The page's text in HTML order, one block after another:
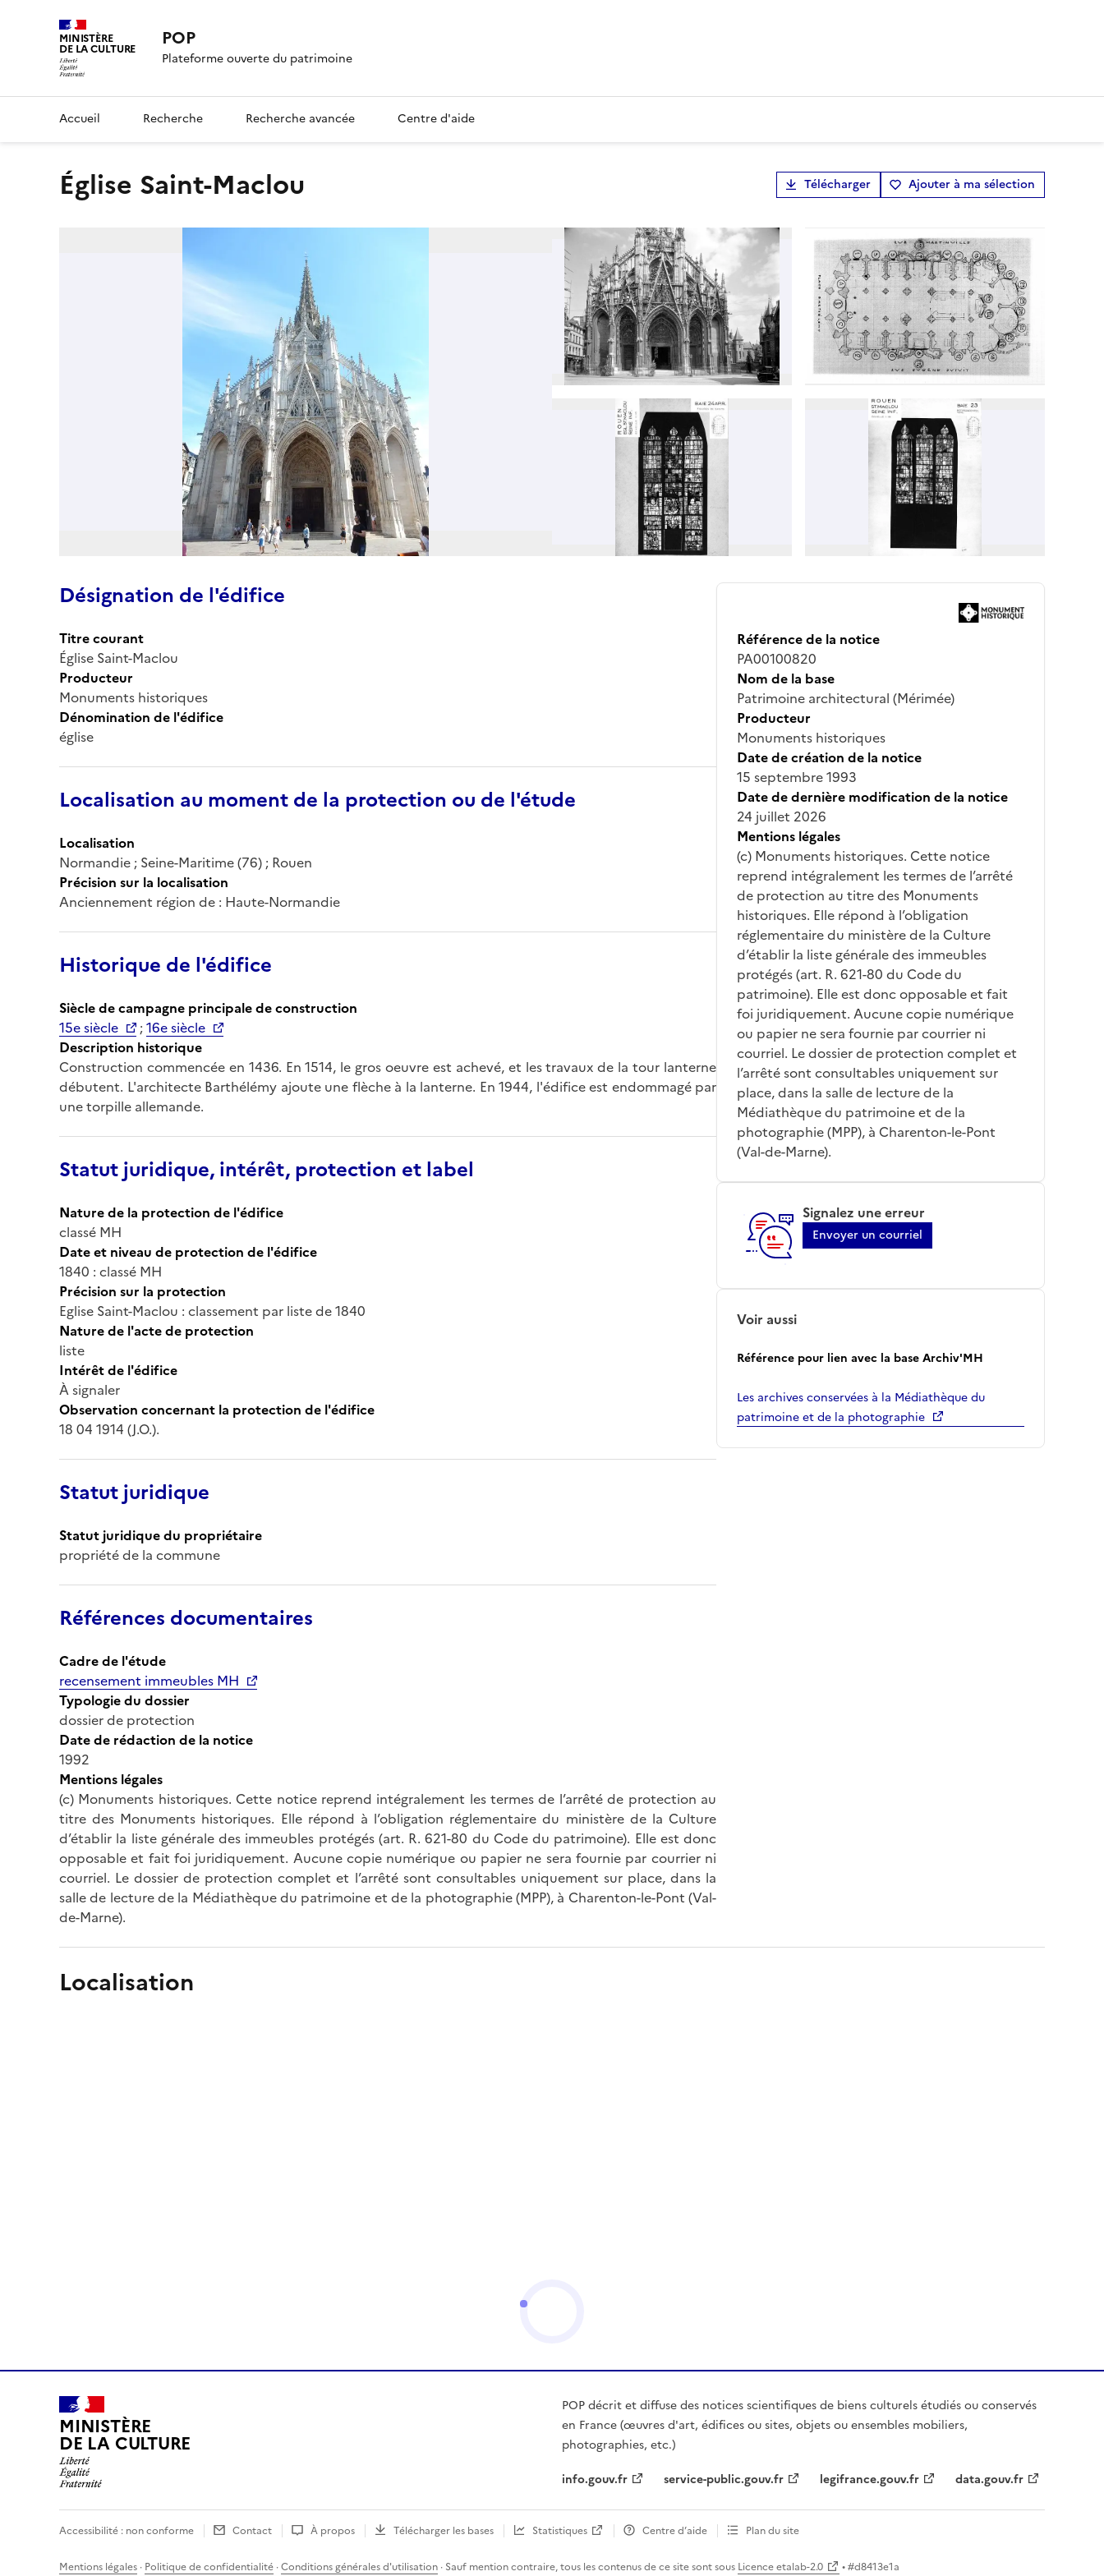
MINISTÈRE
DE LA CULTURE POP
Plateforme ouverte du patrimoine
Accueil Recherche Recherche avancée Centre d'aide
Église Saint-Maclou Télécharger Ajouter à ma sélection
Désignation de l'édifice
Titre courant
Église Saint-Maclou
Producteur
Monuments historiques
Dénomination de l'édifice
église
Localisation au moment de la protection ou de l'étude
Localisation
Normandie ; Seine-Maritime (76) ; Rouen
Précision sur la localisation
Anciennement région de : Haute-Normandie
Historique de l'édifice
Siècle de campagne principale de construction
15e siècle
;16e siècle
Description historique
Construction commencée en 1436. En 1514, le gros oeuvre est achevé, et les travaux de la tour lanterne
débutent. L'architecte Barthélémy ajoute une flèche à la lanterne. En 1944, l'édifice est endommagé par
une torpille allemande.
Statut juridique, intérêt, protection et label
Nature de la protection de l'édifice
classé MH
Date et niveau de protection de l'édifice
1840 : classé MH
Précision sur la protection
Eglise Saint-Maclou : classement par liste de 1840
Nature de l'acte de protection
liste
Intérêt de l'édifice
À signaler
Observation concernant la protection de l'édifice
18 04 1914 (J.O.).
Statut juridique
Statut juridique du propriétaire
propriété de la commune
Références documentaires
Cadre de l'étude
recensement immeubles MH
Typologie du dossier
dossier de protection
Date de rédaction de la notice
1992
Mentions légales
(c) Monuments historiques. Cette notice reprend intégralement les termes de l’arrêté de protection au
titre des Monuments historiques. Elle répond à l’obligation réglementaire du ministère de la Culture
d’établir la liste générale des immeubles protégés (art. R. 621-80 du Code du patrimoine). Elle est donc
opposable et fait foi juridiquement. Aucune copie numérique ou papier ne sera fournie par courrier ni
courriel. Le dossier de protection complet et l’arrêté sont consultables uniquement sur place, dans la
salle de lecture de la Médiathèque du patrimoine et de la photographie (MPP), à Charenton-le-Pont (Val-
de-Marne).
Référence de la notice
PA00100820
Nom de la base
Patrimoine architectural (Mérimée)
Producteur
Monuments historiques
Date de création de la notice
15 septembre 1993
Date de dernière modification de la notice
24 juillet 2026
Mentions légales
(c) Monuments historiques. Cette notice
reprend intégralement les termes de l’arrêté
de protection au titre des Monuments
historiques. Elle répond à l’obligation
réglementaire du ministère de la Culture
d’établir la liste générale des immeubles
protégés (art. R. 621-80 du Code du
patrimoine). Elle est donc opposable et fait
foi juridiquement. Aucune copie numérique
ou papier ne sera fournie par courrier ni
courriel. Le dossier de protection complet et
l’arrêté sont consultables uniquement sur
place, dans la salle de lecture de la
Médiathèque du patrimoine et de la
photographie (MPP), à Charenton-le-Pont
(Val-de-Marne).
Signalez une erreur
Envoyer un courriel
Voir aussi
Référence pour lien avec la base Archiv'MH
Les archives conservées à la Médiathèque du
patrimoine et de la photographie
Localisation
MINISTÈRE
DE LA CULTURE
POP décrit et diffuse des notices scientifiques de biens culturels étudiés ou conservés
en France (œuvres d'art, édifices ou sites, objets ou ensembles mobiliers,
photographies, etc.)
info.gouv.fr
service-public.gouv.fr legifrance.gouv.fr data.gouv.fr
Accessibilité : non conforme Contact À propos Télécharger les bases Statistiques Centre d’aide Plan du site
Mentions légales · Politique de confidentialité ·Conditions générales d'utilisation · Sauf mention contraire, tous les contenus de ce site sont sous Licence etalab-2.0 • #d8413e1a